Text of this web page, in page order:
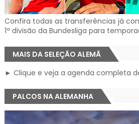
Confira todas as transferências já
1ª divisão da Bundesliga para
MAIS DA SELEÇÃO ALEMÃ
► Clique e veja a agenda completa
PALCOS NA ALEMANHA